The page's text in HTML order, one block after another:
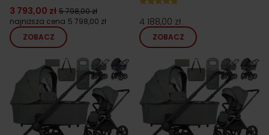
3 793,00 zł 5 798,00 zł
najniższa cena 5 798,00 zł
ZOBACZ
4 188,00 zł
ZOBACZ